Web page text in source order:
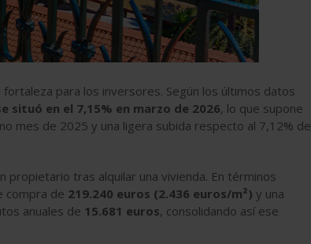
para los inversores. Según los últimos datos
en el 7,15% en marzo de 2026, lo que supone
mes de 2025 y una ligera subida respecto al 7,12% de
tras alquilar una vivienda. En términos
compra de 219.240 euros (2.436 euros/m²) y una
anuales de 15.681 euros, consolidando así ese